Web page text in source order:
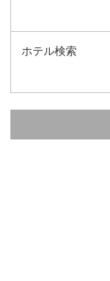
ホテル検索